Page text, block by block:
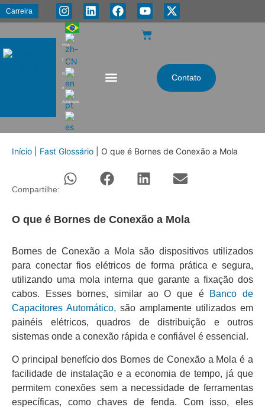
Carreira
PMA
|
Energia
e
Automação
Contato
Início Fast Glossário O que é Bornes de Conexão a Mola
Compartilhe:
O que é Bornes de Conexão a Mola
Bornes de Conexão a Mola são dispositivos utilizados
para conectar fios elétricos de forma prática e segura,
utilizando uma mola interna que garante a fixação dos
cabos. Esses bornes, similar ao O que é Banco de
Capacitores Automático, são amplamente utilizados em
painéis elétricos, quadros de distribuição e outros
sistemas onde a conexão rápida e confiável é essencial.
O principal benefício dos Bornes de Conexão a Mola é a
facilidade de instalação e a economia de tempo, já que
permitem conexões sem a necessidade de ferramentas
específicas, como chaves de fenda. Com isso, eles